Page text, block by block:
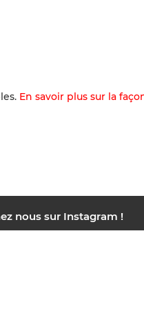
En savoir plus sur la
nous sur Instagram !